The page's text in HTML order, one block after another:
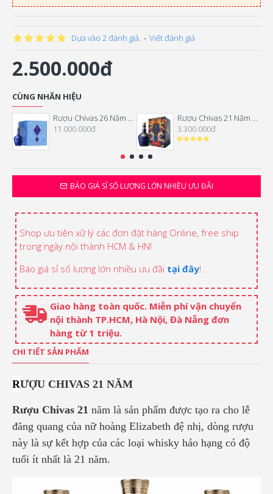
Dựa vào 2 đánh giá. - Viết đánh giá
2.500.000đ
BÁO GIÁ SỈ SỐ LƯỢNG LỚN NHIỀU ƯU ĐÃI
CÙNG NHÃN HIỆU
Rượu Chivas 26 Năm Hộp Quà Tết 2026
11.000.000đ
Rượu Chivas 21 Năm Hộp Quà Tết 2026
3.300.000đ
Shop ưu tiên xữ lý các đơn đặt hàng Online, free ship
trong ngày nội thành HCM & HN!
Báo giá sỉ số lượng lớn nhiều ưu đãi tại đây!
Giao hàng toàn quốc. Miễn phí vận chuyển
nội thành TP.HCM, Hà Nội, Đà Nẵng đơn
hàng từ 1 triệu.
CHI TIẾT SẢN PHẨM
RƯỢU CHIVAS 21 NĂM
Rượu Chivas 21 năm là sản phẩm được tạo ra cho lễ
đăng quang của nữ hoàng Elizabeth đệ nhị, dòng rượu
này là sự kết hợp của các loại whisky hảo hạng có độ
tuổi ít nhất là 21 năm.